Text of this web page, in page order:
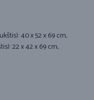
40 x 52 x 69 cm,
22 x 42 x 69 cm,